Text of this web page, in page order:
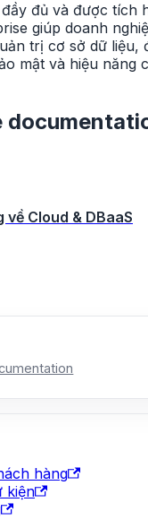
đủ và được tích
giúp doanh
trị cơ sở dữ liệu,
mật và hiệu năng
Cloud & DBaaS
hàng
kiện